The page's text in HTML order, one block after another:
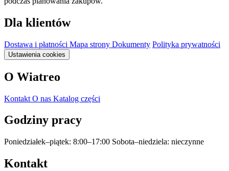
Dla klientów
Dostawa i płatności Mapa strony Dokumenty Polityka prywatności
Ustawienia cookies
O Wiatreo
Kontakt O nas Katalog części
Godziny pracy
Poniedziałek–piątek: 8:00–17:00 Sobota–niedziela: nieczynne
Kontakt